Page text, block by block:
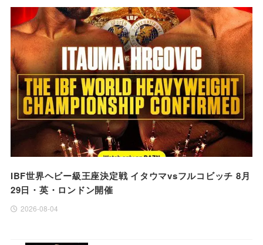
IBF世界ヘビー級王座決定戦 イタウマvsフルコビッチ 8月
29日・英・ロンドン開催
2026-08-04